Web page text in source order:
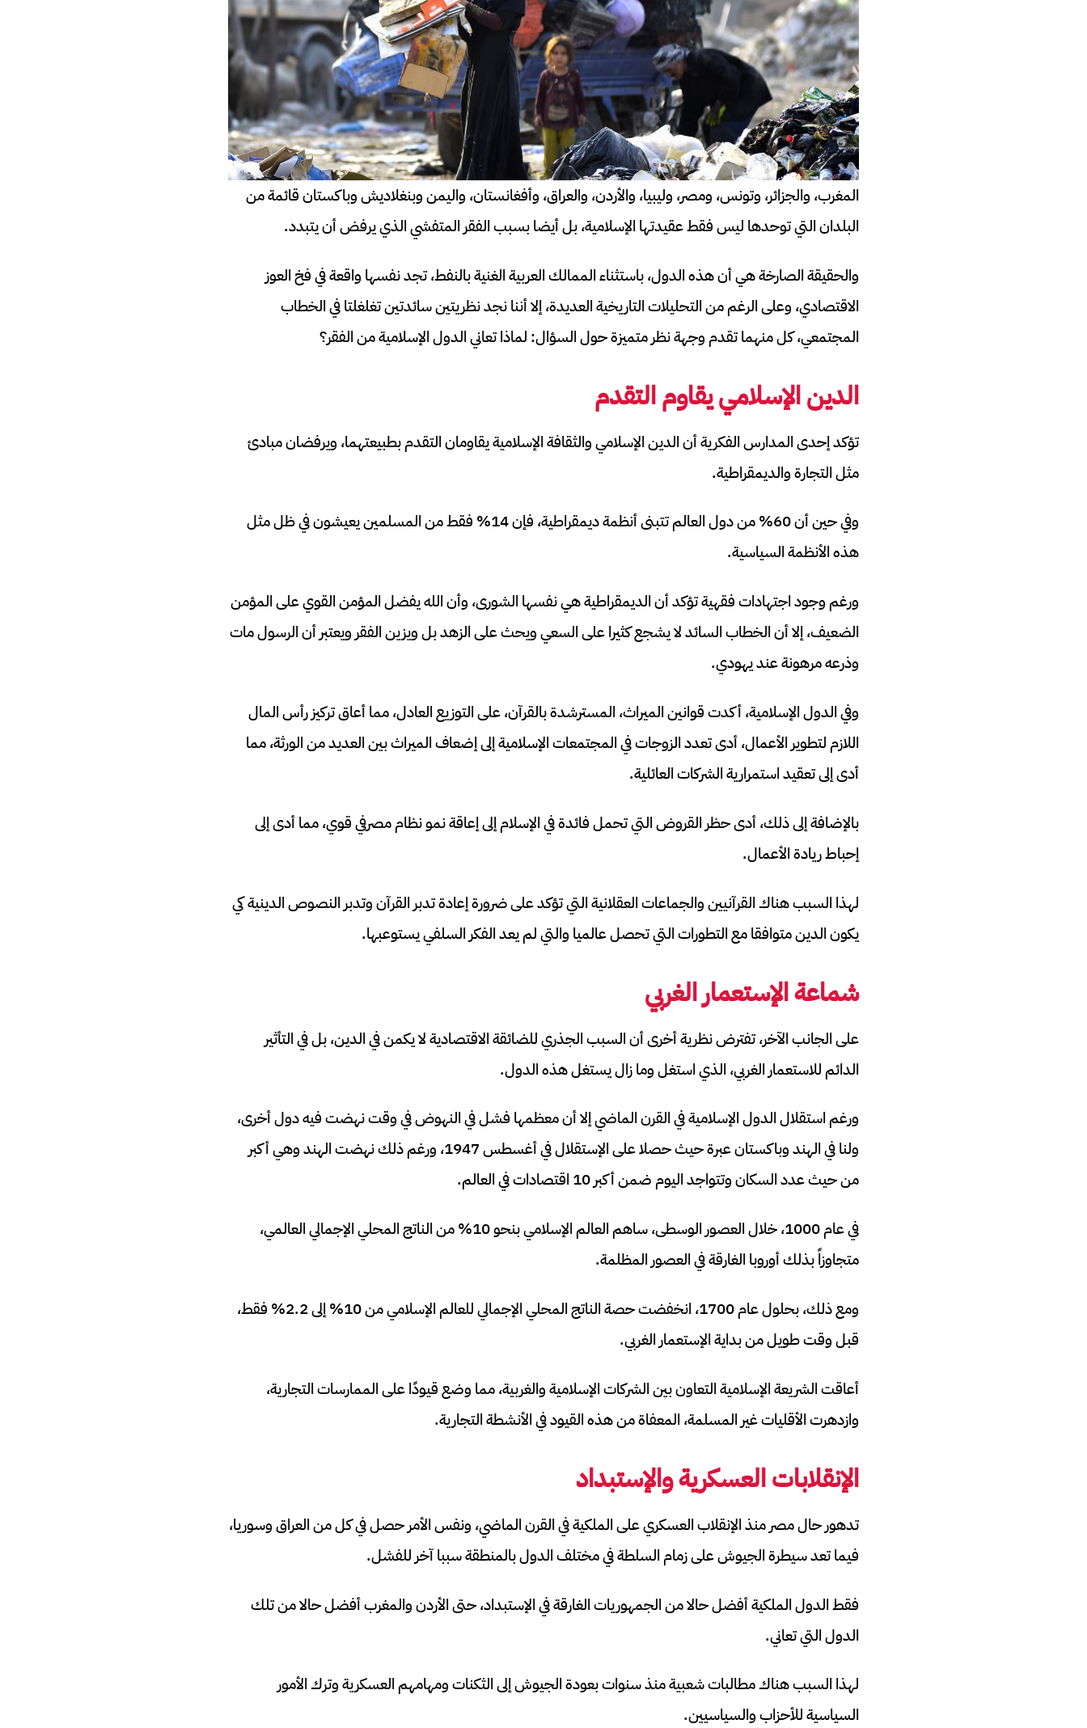
المغرب، والجزائر، وتونس، ومصر، وليبيا، والأردن، والعراق، وأفغانستان، واليمن وبنغلاديش وباكستان قائمة من
البلدان التي توحدها ليس فقط عقيدتها الإسلامية، بل أيضا بسبب الفقر المتفشي الذي يرفض أن يتبدد.
والحقيقة الصارخة هي أن هذه الدول، باستثناء الممالك العربية الغنية بالنفط، تجد نفسها واقعة في فخ العوز
الاقتصادي، وعلى الرغم من التحليلات التاريخية العديدة، إلا أننا نجد نظريتين سائدتين تغلغلتا في الخطاب
المجتمعي، كل منهما تقدم وجهة نظر متميزة حول السؤال: لماذا تعاني الدول الإسلامية من الفقر؟
الدين الإسلامي يقاوم التقدم
تؤكد إحدى المدارس الفكرية أن الدين الإسلامي والثقافة الإسلامية يقاومان التقدم بطبيعتهما، ويرفضان مبادئ
مثل التجارة والديمقراطية.
وفي حين أن 60% من دول العالم تتبنى أنظمة ديمقراطية، فإن 14% فقط من المسلمين يعيشون في ظل مثل
هذه الأنظمة السياسية.
ورغم وجود اجتهادات فقهية تؤكد أن الديمقراطية هي نفسها الشورى، وأن الله يفضل المؤمن القوي على المؤمن
الضعيف، إلا أن الخطاب السائد لا يشجع كثيرا على السعي ويحث على الزهد بل ويزين الفقر ويعتبر أن الرسول مات
وذرعه مرهونة عند يهودي.
وفي الدول الإسلامية، أكدت قوانين الميراث، المسترشدة بالقرآن، على التوزيع العادل، مما أعاق تركيز رأس المال
اللازم لتطوير الأعمال، أدى تعدد الزوجات في المجتمعات الإسلامية إلى إضعاف الميراث بين العديد من الورثة، مما
أدى إلى تعقيد استمرارية الشركات العائلية.
بالإضافة إلى ذلك، أدى حظر القروض التي تحمل فائدة في الإسلام إلى إعاقة نمو نظام مصرفي قوي، مما أدى إلى
إحباط ريادة الأعمال.
لهذا السبب هناك القرآنيين والجماعات العقلانية التي تؤكد على ضرورة إعادة تدبر القرآن وتدبر النصوص الدينية كي
يكون الدين متوافقا مع التطورات التي تحصل عالميا والتي لم يعد الفكر السلفي يستوعبها.
شماعة الإستعمار الغربي
على الجانب الآخر، تفترض نظرية أخرى أن السبب الجذري للضائقة الاقتصادية لا يكمن في الدين، بل في التأثير
الدائم للاستعمار الغربي، الذي استغل وما زال يستغل هذه الدول.
ورغم استقلال الدول الإسلامية في القرن الماضي إلا أن معظمها فشل في النهوض في وقت نهضت فيه دول أخرى،
ولنا في الهند وباكستان عبرة حيث حصلا على الإستقلال في أغسطس 1947، ورغم ذلك نهضت الهند وهي أكبر
من حيث عدد السكان وتتواجد اليوم ضمن أكبر 10 اقتصادات في العالم.
في عام 1000، خلال العصور الوسطى، ساهم العالم الإسلامي بنحو 10% من الناتج المحلي الإجمالي العالمي،
متجاوزاً بذلك أوروبا الغارقة في العصور المظلمة.
ومع ذلك، بحلول عام 1700، انخفضت حصة الناتج المحلي الإجمالي للعالم الإسلامي من 10% إلى 2.2% فقط،
قبل وقت طويل من بداية الإستعمار الغربي.
أعاقت الشريعة الإسلامية التعاون بين الشركات الإسلامية والغربية، مما وضع قيودًا على الممارسات التجارية،
وازدهرت الأقليات غير المسلمة، المعفاة من هذه القيود في الأنشطة التجارية.
الإنقلابات العسكرية والإستبداد
تدهور حال مصر منذ الإنقلاب العسكري على الملكية في القرن الماضي، ونفس الأمر حصل في كل من العراق وسوريا،
فيما تعد سيطرة الجيوش على زمام السلطة في مختلف الدول بالمنطقة سببا آخر للفشل.
فقط الدول الملكية أفضل حالا من الجمهوريات الغارقة في الإستبداد، حتى الأردن والمغرب أفضل حالا من تلك
الدول التي تعاني.
لهذا السبب هناك مطالبات شعبية منذ سنوات بعودة الجيوش إلى الثكنات ومهامهم العسكرية وترك الأمور
السياسية للأحزاب والسياسيين.